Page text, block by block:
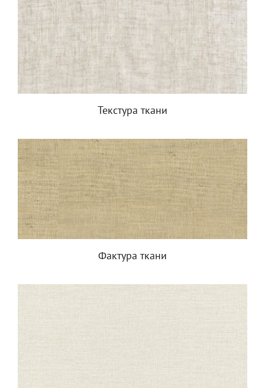
Текстура ткани
Фактура ткани